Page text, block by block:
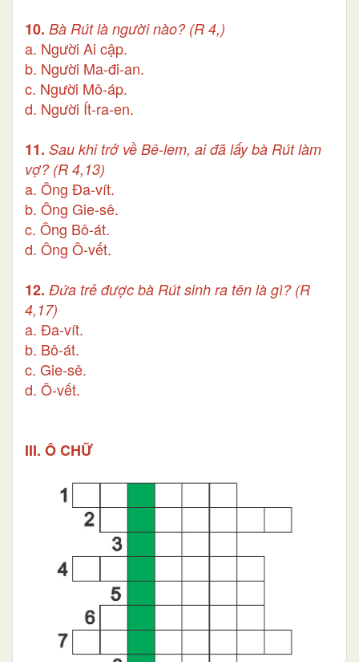
10. Bà Rút là người nào? (R 4,)
a. Người Ai cập.
b. Người Ma-đi-an.
c. Người Mô-áp.
d. Người Ít-ra-en.
11. Sau khi trở về Bê-lem, ai đã lấy bà Rút làm
vợ? (R 4,13)
a. Ông Đa-vít.
b. Ông Gie-sê.
c. Ông Bô-át.
d. Ông Ô-vết.
12. Đứa trẻ được bà Rút sinh ra tên là gì? (R
4,17)
a. Đa-vít.
b. Bô-át.
c. Gie-sê.
d. Ô-vết.
III. Ô CHỮ